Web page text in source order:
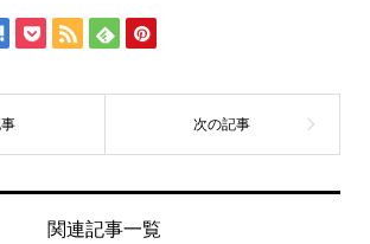
関連記事一覧